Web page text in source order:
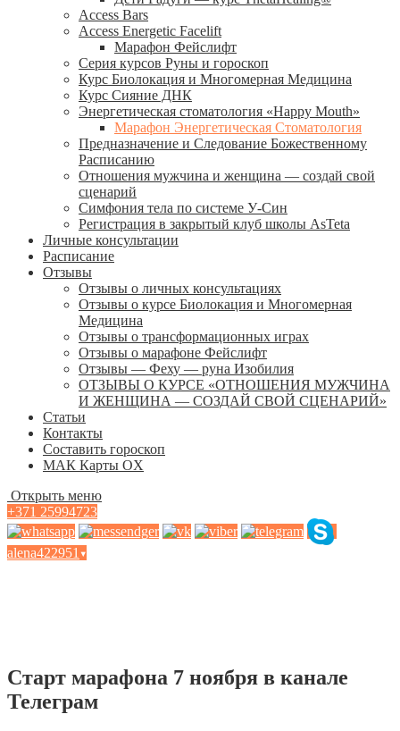
Access Bars
Access Energetic Facelift
Марафон Фейслифт
Серия курсов Руны и гороскоп
Курс Биолокация и Многомерная Медицина
Курс Сияние ДНК
Энергетическая стоматология «Happy Mouth»
Марафон Энергетическая Cтоматология
Предназначение и Следование Божественному
Расписанию
Отношения мужчина и женщина — создай свой
сценарий
Симфония тела по системе У-Син
Регистрация в закрытый клуб школы AsTeta
Личные консультации
Расписание
Отзывы
Отзывы о личных консультациях
Отзывы о курсе Биолокация и Многомерная
Медицина
Отзывы о трансформационных играх
Отзывы о марафоне Фейслифт
Отзывы — Феху — руна Изобилия
ОТЗЫВЫ О КУРСЕ «ОТНОШЕНИЯ МУЖЧИНА
И ЖЕНЩИНА — СОЗДАЙ СВОЙ СЦЕНАРИЙ»
Статьи
Контакты
Составить гороскоп
МАК Карты OХ
Открыть меню
+371 25994723
alena422951 ▾
Старт марафона 7 ноября в канале
Телеграм